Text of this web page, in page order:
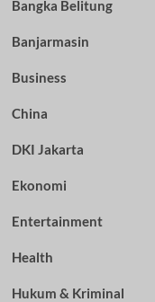
Bangka Belitung
Banjarmasin
Business
China
DKI Jakarta
Ekonomi
Entertainment
Health
Hukum & Kriminal